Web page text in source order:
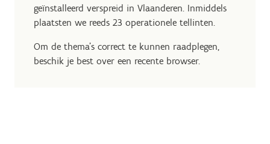
geïnstalleerd verspreid in Vlaanderen. Inmiddels
plaatsten we reeds 23 operationele tellinten.
Om de thema's correct te kunnen raadplegen,
beschik je best over een recente browser.